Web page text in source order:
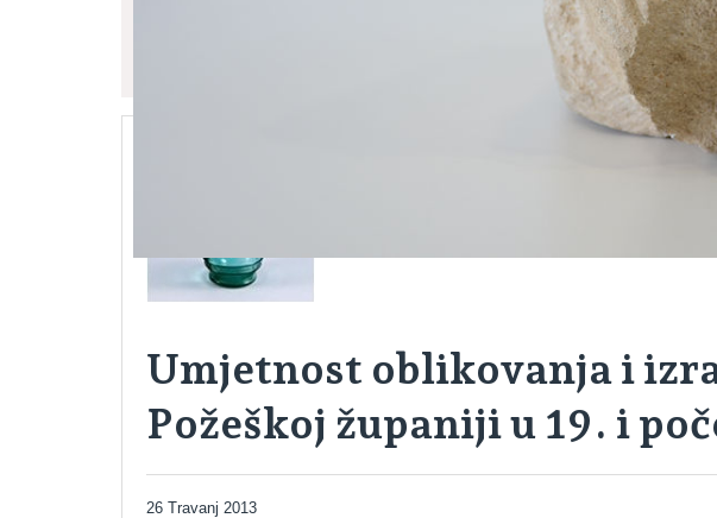
Umjetnost oblikovanja i
Požeškoj županiji u 19. i
26 Travanj 2013